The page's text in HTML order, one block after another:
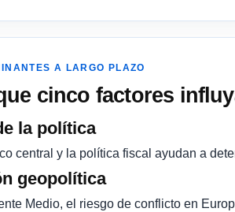
A LARGO PLAZO
cinco factores
la política
central y la política fiscal ayudan a
geopolítica
Medio, el riesgo de conflicto en